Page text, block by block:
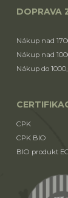
DOPRAVA
Nákup nad
Nákup nad
Nákup do
CPK
CPK BIO
BIO produkt